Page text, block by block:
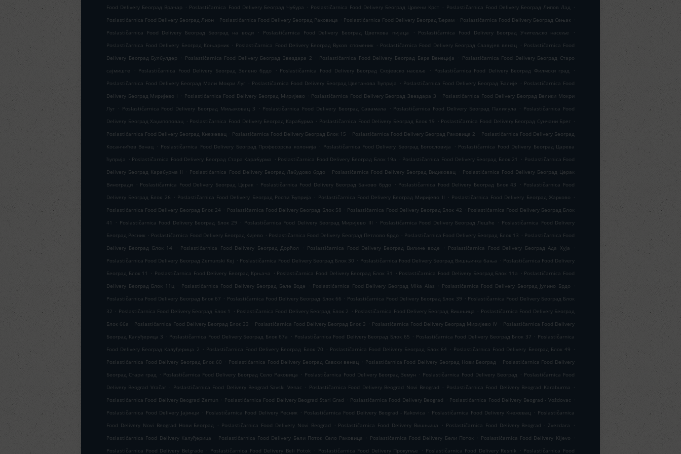
Food Delivery Београд Врачар . Poslastičarnica Food Delivery Београд Чубура . Poslastičarnica Food Delivery Београд Црвени Крст . Poslastičarnica Food Delivery Београд Липов Лад .
Poslastičarnica Food Delivery Београд Лион . Poslastičarnica Food Delivery Београд Раковица . Poslastičarnica Food Delivery Београд Ђерам . Poslastičarnica Food Delivery Београд Сењак .
Poslastičarnica Food Delivery Београд Београд на води
. Poslastičarnica Food Delivery Београд Цветкова пијаца . Poslastičarnica Food Delivery Београд Учитељско насеље
.
Poslastičarnica Food Delivery Београд Коњарник . Poslastičarnica Food Delivery Београд Вуков споменик . Poslastičarnica Food Delivery Београд Славујев венац . Poslastičarnica Food
Delivery Београд Булбулдер
. Poslastičarnica Food Delivery Београд Звездара 2 . Poslastičarnica Food Delivery Београд Бара Венеција . Poslastičarnica Food Delivery Београд Старо
сајмиште
. Poslastičarnica Food Delivery Београд Зелено брдо . Poslastičarnica Food Delivery Београд Скојевско насеље . Poslastičarnica Food Delivery Београд Филмски град
.
Poslastičarnica Food Delivery Београд Мали Мокри Луг . Poslastičarnica Food Delivery Београд Цветанова ћуприја . Poslastičarnica Food Delivery Београд Ћалије . Poslastičarnica Food
Delivery Београд Миријево I . Poslastičarnica Food Delivery Београд Миријево . Poslastičarnica Food Delivery Београд Звездара 3 . Poslastičarnica Food Delivery Београд Велики Мокри
Луг . Poslastičarnica Food Delivery Београд Миљаковац 3 . Poslastičarnica Food Delivery Београд Савамала . Poslastičarnica Food Delivery Београд Палилула . Poslastičarnica Food
Delivery Београд Хаџипоповац . Poslastičarnica Food Delivery Београд Карабурма . Poslastičarnica Food Delivery Београд Блок 19 . Poslastičarnica Food Delivery Београд Сунчани Брег .
Poslastičarnica Food Delivery Београд Кнежевац . Poslastičarnica Food Delivery Београд Блок 15 . Poslastičarnica Food Delivery Београд Раковица 2 . Poslastičarnica Food Delivery Београд
Косанчићев Венац . Poslastičarnica Food Delivery Београд Професорска колонија . Poslastičarnica Food Delivery Београд Богословија . Poslastičarnica Food Delivery Београд Царева
ћуприја . Poslastičarnica Food Delivery Београд Стара Карабурма . Poslastičarnica Food Delivery Београд Блок 19а . Poslastičarnica Food Delivery Београд Блок 21 . Poslastičarnica Food
Delivery Београд Карабурма II . Poslastičarnica Food Delivery Београд Лабудово брдо . Poslastičarnica Food Delivery Београд Видиковац . Poslastičarnica Food Delivery Београд Церак
Виногради
. Poslastičarnica Food Delivery Београд Церак . Poslastičarnica Food Delivery Београд Баново брдо . Poslastičarnica Food Delivery Београд Блок 43 . Poslastičarnica Food
Delivery Београд Блок 26 . Poslastičarnica Food Delivery Београд Роспи Ћуприја . Poslastičarnica Food Delivery Београд Миријево II . Poslastičarnica Food Delivery Београд Жарково .
Poslastičarnica Food Delivery Београд Блок 24 . Poslastičarnica Food Delivery Београд Блок 58 . Poslastičarnica Food Delivery Београд Блок 42 . Poslastičarnica Food Delivery Београд Блок
41
. Poslastičarnica Food Delivery Београд Блок 29 . Poslastičarnica Food Delivery Београд Миријево III . Poslastičarnica Food Delivery Београд Лешће . Poslastičarnica Food Delivery
Београд Ресник . Poslastičarnica Food Delivery Београд Кијево . Poslastičarnica Food Delivery Београд Петлово брдо . Poslastičarnica Food Delivery Београд Блок 13 . Poslastičarnica Food
Delivery Београд Блок 14
. Poslastičarnica Food Delivery Београд Дорћол . Poslastičarnica Food Delivery Београд Вилине воде . Poslastičarnica Food Delivery Београд Ада Хуја
.
Poslastičarnica Food Delivery Београд Zemunski Kej . Poslastičarnica Food Delivery Београд Блок 30 . Poslastičarnica Food Delivery Београд Вишњичка бања . Poslastičarnica Food Delivery
Београд Блок 11
. Poslastičarnica Food Delivery Београд Крњача . Poslastičarnica Food Delivery Београд Блок 31 . Poslastičarnica Food Delivery Београд Блок 11а . Poslastičarnica Food
Delivery Београд Блок 11ц . Poslastičarnica Food Delivery Београд Беле Воде . Poslastičarnica Food Delivery Београд Mika Alas . Poslastičarnica Food Delivery Београд Јулино Брдо .
Poslastičarnica Food Delivery Београд Блок 67 . Poslastičarnica Food Delivery Београд Блок 66 . Poslastičarnica Food Delivery Београд Блок 39 . Poslastičarnica Food Delivery Београд Блок
32 . Poslastičarnica Food Delivery Београд Блок 1 . Poslastičarnica Food Delivery Београд Блок 2 . Poslastičarnica Food Delivery Београд Вишњица . Poslastičarnica Food Delivery Београд
Блок 66а . Poslastičarnica Food Delivery Београд Блок 33 . Poslastičarnica Food Delivery Београд Блок 3 . Poslastičarnica Food Delivery Београд Миријево IV . Poslastičarnica Food Delivery
Београд Калуђерица 3 . Poslastičarnica Food Delivery Београд Блок 67а . Poslastičarnica Food Delivery Београд Блок 65 . Poslastičarnica Food Delivery Београд Блок 37 . Poslastičarnica
Food Delivery Београд Калуђерица 2 . Poslastičarnica Food Delivery Београд Блок 70 . Poslastičarnica Food Delivery Београд Блок 64 . Poslastičarnica Food Delivery Београд Блок 49 .
Poslastičarnica Food Delivery Београд Блок 60 . Poslastičarnica Food Delivery Београд Савски венац . Poslastičarnica Food Delivery Београд Нови Београд . Poslastičarnica Food Delivery
Београд Стари град . Poslastičarnica Food Delivery Београд Село Раковица . Poslastičarnica Food Delivery Београд Земун . Poslastičarnica Food Delivery Београд . Poslastičarnica Food
Delivery Beograd Vračar . Poslastičarnica Food Delivery Beograd Savski Venac . Poslastičarnica Food Delivery Beograd Novi Beograd . Poslastičarnica Food Delivery Beograd Karaburma .
Poslastičarnica Food Delivery Beograd Zemun . Poslastičarnica Food Delivery Beograd Stari Grad . Poslastičarnica Food Delivery Beograd . Poslastičarnica Food Delivery Beograd - Voždovac .
Poslastičarnica Food Delivery Јајинци . Poslastičarnica Food Delivery Ресник . Poslastičarnica Food Delivery Beograd - Rakovica . Poslastičarnica Food Delivery Кнежевац . Poslastičarnica
Food Delivery Novi Beograd Нови Београд
. Poslastičarnica Food Delivery Novi Beograd . Poslastičarnica Food Delivery Вишњица . Poslastičarnica Food Delivery Beograd - Zvezdara
.
Poslastičarnica Food Delivery Калуђерица . Poslastičarnica Food Delivery Бели Поток Село Раковица . Poslastičarnica Food Delivery Бели Поток . Poslastičarnica Food Delivery Kijevo .
Poslastičarnica Food Delivery Belgrade . Poslastičarnica Food Delivery Beli Potok . Poslastičarnica Food Delivery Прокупље . Poslastičarnica Food Delivery Resnik . Poslastičarnica Food